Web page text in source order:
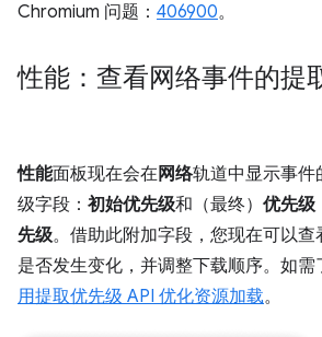
Chromium 问题： 406900。
性能：查看网络事件的提
性能面板现在会在网络轨道中显示事件
级字段： 初始优先级和（最终） 优先级
先级。借助此附加字段，您现在可以查
是否发生变化，并调整下载顺序。如需
用提取优先级 API 优化资源加载。